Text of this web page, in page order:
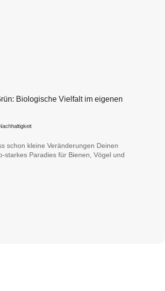
Biologische Vielfalt im eigenen
schon kleine Veränderungen Deinen
starkes Paradies für Bienen, Vögel und